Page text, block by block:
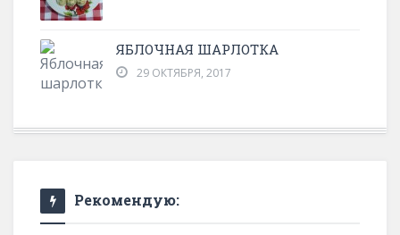
ЯБЛОЧНАЯ ШАРЛОТКА
29 ОКТЯБРЯ, 2017
Рекомендую: